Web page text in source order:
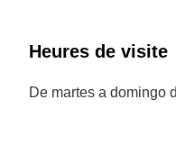
Heures de visite
De martes a domingo